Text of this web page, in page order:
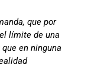
que por
límite de una
en ninguna